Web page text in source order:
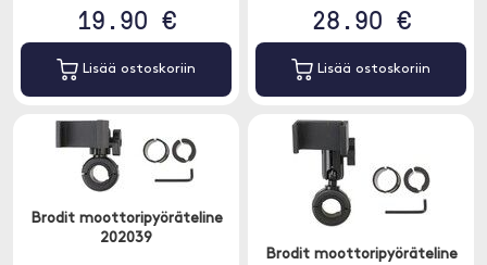
19.90 €
Lisää ostoskoriin
28.90 €
Lisää ostoskoriin
Brodit moottoripyöräteline
202039
Brodit moottoripyöräteline